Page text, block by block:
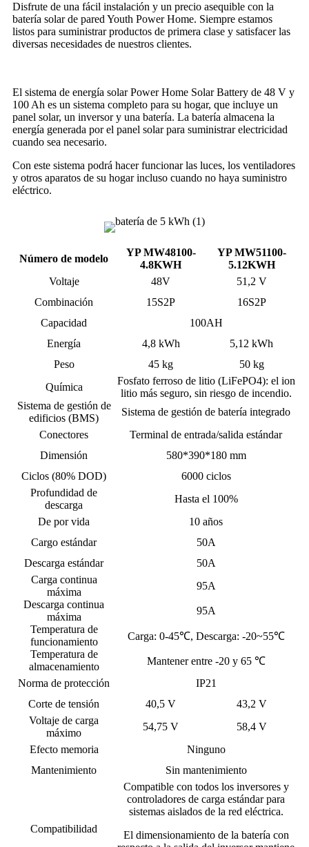
Disfrute de una fácil instalación y un precio asequible con la
batería solar de pared Youth Power Home. Siempre estamos
listos para suministrar productos de primera clase y satisfacer las
diversas necesidades de nuestros clientes.
El sistema de energía solar Power Home Solar Battery de 48 V y
100 Ah es un sistema completo para su hogar, que incluye un
panel solar, un inversor y una batería. La batería almacena la
energía generada por el panel solar para suministrar electricidad
cuando sea necesario.
Con este sistema podrá hacer funcionar las luces, los ventiladores
y otros aparatos de su hogar incluso cuando no haya suministro
eléctrico.
Número de modelo
YP MW48100-
4.8KWH
YP MW51100-
5.12KWH
Voltaje
48V
51,2 V
Combinación
15S2P
16S2P
Capacidad
100AH
Energía
4,8 kWh
5,12 kWh
Peso
45 kg
50 kg
Química
Fosfato ferroso de litio (LiFePO4): el ion
litio más seguro, sin riesgo de incendio.
Sistema de gestión de
edificios (BMS)
Sistema de gestión de batería integrado
Conectores
Terminal de entrada/salida estándar
Dimensión
580*390*180 mm
Ciclos (80% DOD)
6000 ciclos
Profundidad de
descarga
Hasta el 100%
De por vida
10 años
Cargo estándar
50A
Descarga estándar
50A
Carga continua
máxima
95A
Descarga continua
máxima
95A
Temperatura de
funcionamiento
Carga: 0-45℃, Descarga: -20~55℃
Temperatura de
almacenamiento
Mantener entre -20 y 65 ℃
Norma de protección
IP21
Corte de tensión
40,5 V
43,2 V
Voltaje de carga
máximo
54,75 V
58,4 V
Efecto memoria
Ninguno
Mantenimiento
Sin mantenimiento
Compatibilidad
Compatible con todos los inversores y
controladores de carga estándar para
sistemas aislados de la red eléctrica.
El dimensionamiento de la batería con